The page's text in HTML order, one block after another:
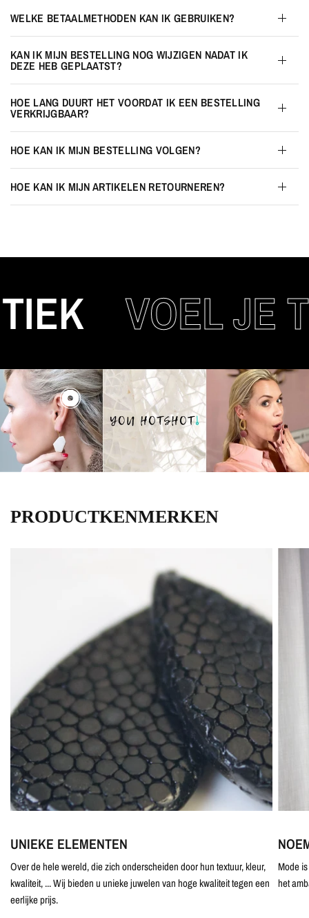
WELKE BETAALMETHODEN KAN IK GEBRUIKEN?
KAN IK MIJN BESTELLING NOG WIJZIGEN NADAT IK
DEZE HEB GEPLAATST?
HOE LANG DUURT HET VOORDAT IK EEN BESTELLING
VERKRIJGBAAR?
HOE KAN IK MIJN BESTELLING VOLGEN?
HOE KAN IK MIJN ARTIKELEN RETOURNEREN?
VOEL JE
PRODUCTKENMERKEN
UNIEKE ELEMENTEN
Over de hele wereld, die zich onderscheiden door hun textuur, kleur,
kwaliteit, ... Wij bieden u unieke juwelen van hoge kwaliteit tegen een
eerlijke prijs.
Mode
het